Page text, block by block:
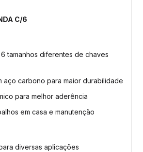
C/6
tamanhos diferentes de chaves
aço carbono para maior durabilidade
para melhor aderência
em casa e manutenção
diversas aplicações